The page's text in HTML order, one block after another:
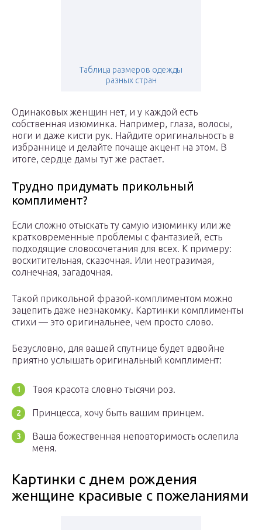
Таблица размеров одежды
разных стран
Одинаковых женщин нет, и у каждой есть
собственная изюминка. Например, глаза, волосы,
ноги и даже кисти рук. Найдите оригинальность в
избраннице и делайте почаще акцент на этом. В
итоге, сердце дамы тут же растает.
Трудно придумать прикольный
комплимент?
Если сложно отыскать ту самую изюминку или же
кратковременные проблемы с фантазией, есть
подходящие словосочетания для всех. К примеру:
восхитительная, сказочная. Или неотразимая,
солнечная, загадочная.
Такой прикольной фразой-комплиментом можно
зацепить даже незнакомку. Картинки комплименты
стихи — это оригинальнее, чем просто слово.
Безусловно, для вашей спутнице будет вдвойне
приятно услышать оригинальный комплимент:
Твоя красота словно тысячи роз.
Принцесса, хочу быть вашим принцем.
Ваша божественная неповторимость ослепила
меня.
Картинки с днем рождения
женщине красивые с пожеланиями